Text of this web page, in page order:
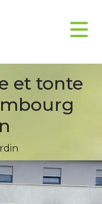
et tonte